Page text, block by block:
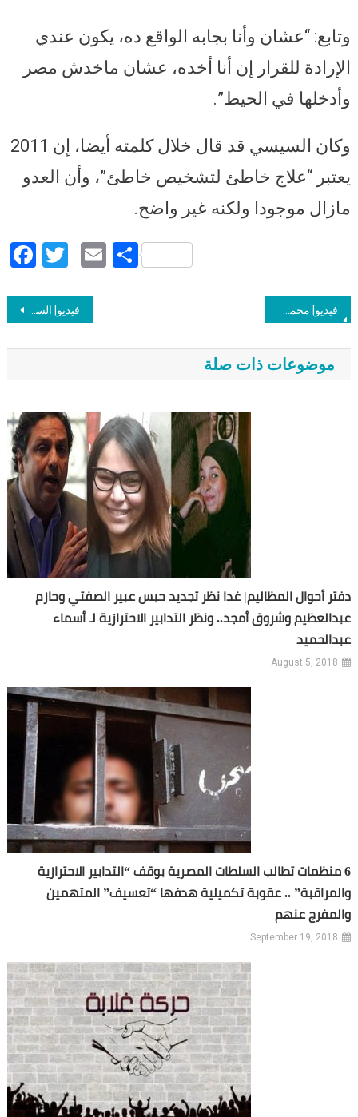
وتابع: “عشان وأنا بجابه الواقع ده، يكون عندي
الإرادة للقرار إن أنا أخده، عشان ماخدش مصر
وأدخلها في الحيط”.
وكان السيسي قد قال خلال كلمته أيضا، إن 2011
يعتبر “علاج خاطئ لتشخيص خاطئ”، وأن العدو
مازال موجودا ولكنه غير واضح.
Facebook
Twitter
EmailShare
Post navigation
فيديو| السيسي في الندوة التثقيفية للقوات المسلحة: 2011 علاج خاطئ لتشخيص خاطئ.. ودائما بقول كدة فيديو| محمد الباز يطالب بنقل هشام عشماوي إلى مصر: ارتكب عمليات إرهابية في مصر ومازال يحمل جنيستها
موضوعات ذات صلة
دفتر أحوال المظاليم| غدا نظر تجديد حبس عبير الصفتي وحازم
عبدالعظيم وشروق أمجد.. ونظر التدابير الاحترازية لـ أسماء
عبدالحميد
August 5, 2018
6 منظمات تطالب السلطات المصرية بوقف “التدابير الاحترازية
والمراقبة” .. عقوبة تكميلية هدفها “تعسيف” المتهمين
والمفرج عنهم
September 19, 2018